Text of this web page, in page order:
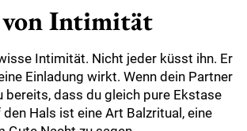
von Intimität
Intimität. Nicht jeder küsst ihn. Er
Einladung wirkt. Wenn dein Partner
bereits, dass du gleich pure Ekstase
Hals ist eine Art Balzritual, eine